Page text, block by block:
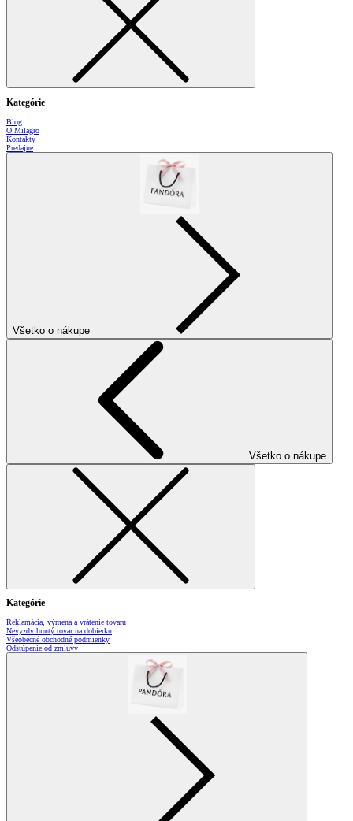
Kategórie
Blog
O Milagro
Kontakty
Predajne
Všetko o nákupe
Všetko o nákupe
Kategórie
Reklamácia, výmena a vrátenie tovaru
Nevyzdvihnutý tovar na dobierku
Všeobecné obchodné podmienky
Odstúpenie od zmluvy